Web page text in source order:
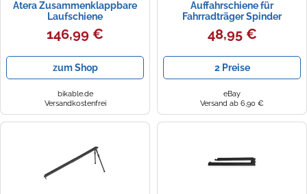
Atera Zusammenklappbare
Laufschiene
146,99 €
zum Shop
bikable.de
Versandkostenfrei
Auffahrschiene für
Fahrradträger Spinder
SC2/SL3
48,95 €
2 Preise
eBay
Versand ab 6,90 €